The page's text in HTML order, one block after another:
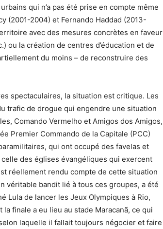
qui n’a pas été prise en compte même
(2001-2004) et Fernando Haddad (2013-
avec des mesures concrètes en faveur
ou la création de centres d’éducation et de
du moins – de reconstruire des
spectaculaires, la situation est critique. Les
trafic de drogue qui engendre une situation
Comando Vermelho et Amigos dos Amigos,
Premier Commando de la Capitale (PCC)
qui ont occupé des favelas et
celle des églises évangéliques qui exercent
réellement rendu compte de cette situation
véritable bandit lié à tous ces groupes, a été
Lula de lancer les Jeux Olympiques à Rio,
finale a eu lieu au stade Maracanã, ce qui
laquelle il fallait toujours négocier et faire